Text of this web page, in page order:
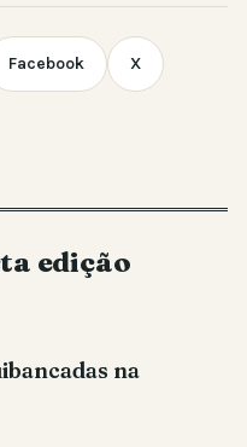
Facebook X
edição
na